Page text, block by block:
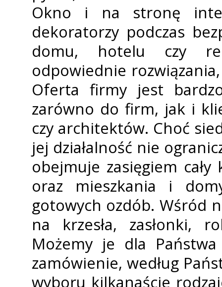
Okno i na stronę
dekoratorzy podczas
domu, hotelu czy
odpowiednie
Oferta firmy jest
zarówno do firm, jak i
czy architektów. Choć
jej działalność nie
obejmuje zasięgiem
oraz mieszkania i
gotowych ozdób. Wśród
na krzesła, zasłonki,
Możemy je dla
zamówienie, według
wyboru kilkanaście